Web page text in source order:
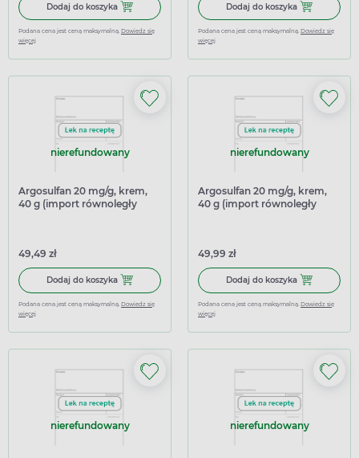
Dodaj do koszyka Dodaj do koszyka Argosulfan 20 mg/g, krem, 100 g
Podana cena jest ceną maksymalną. Dowiedz się
więcej
Dodaj do koszyka Dodaj do
Podana cena jest ceną maksymalną. Dowiedz się
więcej
nierefundowany
Argosulfan 20 mg/g, krem,
40 g (import równoległy
49,49 zł
Dodaj do koszyka Dodaj do koszyka Argosulfan 20 mg/g, krem, 40 g
Podana cena jest ceną maksymalną. Dowiedz się
więcej
nierefundowany
Argosulfan 20 mg/g, krem,
40 g (import równoległy
49,99 zł
Dodaj do koszyka Dodaj do
Podana cena jest ceną maksymalną. Dowiedz się
więcej
nierefundowany nierefundowany